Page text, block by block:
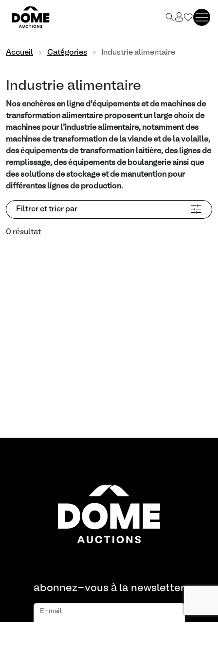
Accueil Catégories Industrie alimentaire
Industrie alimentaire
Nos enchères en ligne d’équipements et de machines de
transformation alimentaire proposent un large choix de
machines pour l’industrie alimentaire, notamment des
machines de transformation de la viande et de la volaille,
des équipements de transformation laitière, des lignes de
remplissage, des équipements de boulangerie ainsi que
des solutions de stockage et de manutention pour
différentes lignes de production.
Filtrer et trier par
0 résultat
abonnez-vous à la newsletter
E-mail